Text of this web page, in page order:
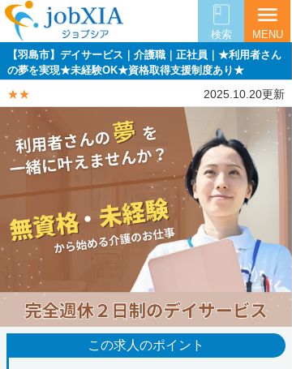
検索
menu
MENU
【羽島市】デイサービス｜介護職｜正社員｜★利用者さん
の夢を実現★未経験OK★資格取得支援制度あり★
★★ 2025.10.20更新
この求人のポイント